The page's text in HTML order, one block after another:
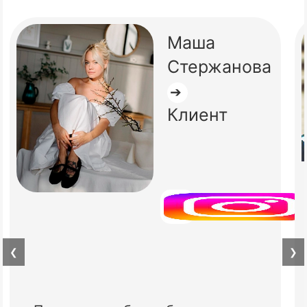
Маша
Стержанова
➔
Клиент
❮ ❯